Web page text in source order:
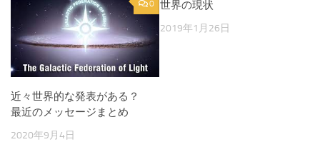
0
近々世界的な発表がある？
最近のメッセージまとめ
2020年9月4日
世界の現状
2019年1月26日